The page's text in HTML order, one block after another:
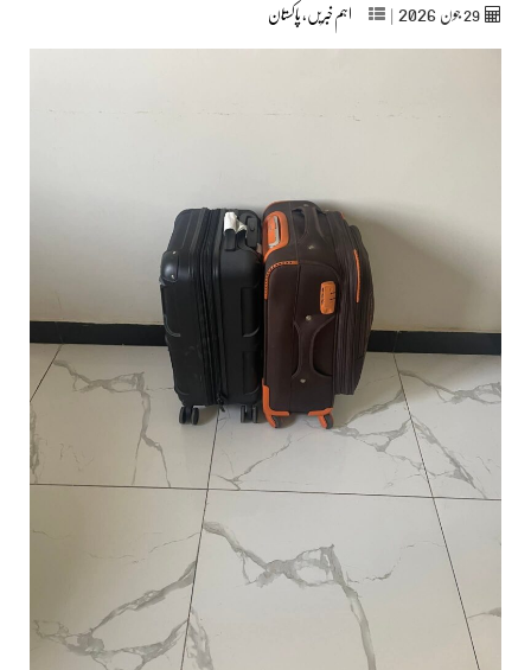
29جون‬‮ | اہم خبریں,پاکستان